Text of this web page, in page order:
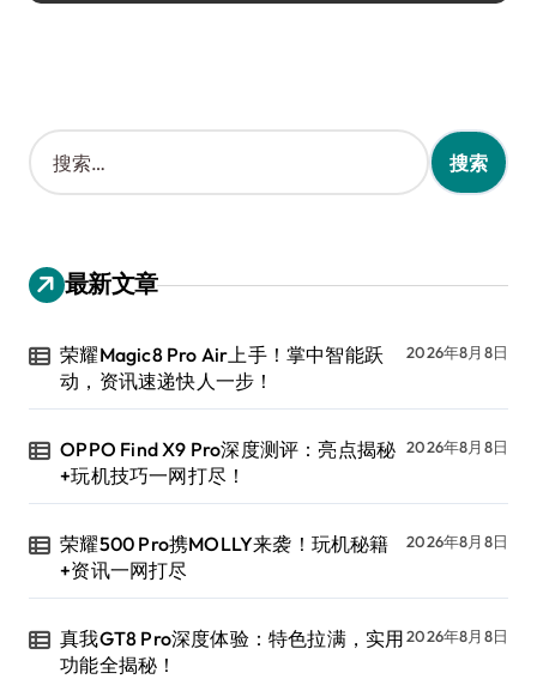
搜
索
：
最新文章
荣耀Magic8 Pro Air上手！掌中智能跃
动，资讯速递快人一步！
2026年8月8日
OPPO Find X9 Pro深度测评：亮点揭秘
+玩机技巧一网打尽！
2026年8月8日
荣耀500 Pro携MOLLY来袭！玩机秘籍
+资讯一网打尽
2026年8月8日
真我GT8 Pro深度体验：特色拉满，实用
功能全揭秘！
2026年8月8日